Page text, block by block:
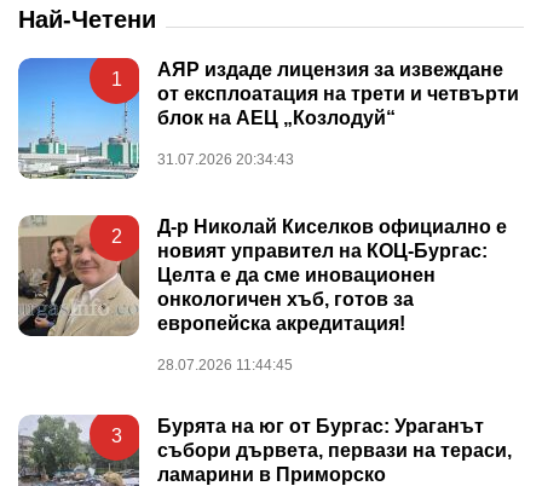
Най-Четени
1
АЯР издаде лицензия за извеждане
от експлоатация на трети и четвърти
блок на АЕЦ „Козлодуй“
31.07.2026 20:34:43
2
Д-р Николай Киселков официално е
новият управител на КОЦ-Бургас:
Целта е да сме иновационен
онкологичен хъб, готов за
европейска акредитация!
28.07.2026 11:44:45
3
Бурята на юг от Бургас: Ураганът
събори дървета, первази на тераси,
ламарини в Приморско